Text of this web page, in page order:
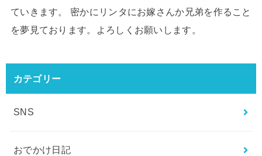
ていきます。 密かにリンタにお嫁さんか兄弟を作ること
を夢見ております。よろしくお願いします。
カテゴリー
SNS
おでかけ日記